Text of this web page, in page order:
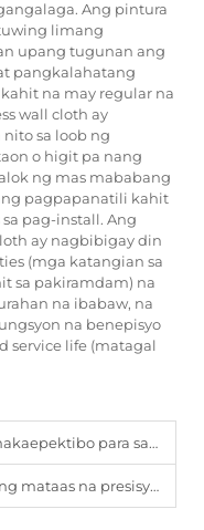
Ang pintura
limang
upang tugunan ang
pangkalahatang
na may regular na
wall cloth ay
sa loob ng
o higit pa nang
ng mas mababang
pagpapanatili kahit
pag-install. Ang
ay nagbibigay din
(mga katangian sa
sa pakiramdam) na
na ibabaw, na
na benepisyo
service life (matagal
para sa pader nang walang hiwa?
wall covering online?